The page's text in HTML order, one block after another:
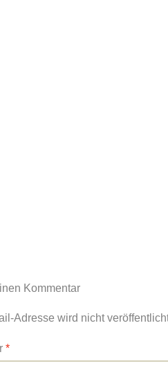
Kommentar
Adresse wird nicht
*